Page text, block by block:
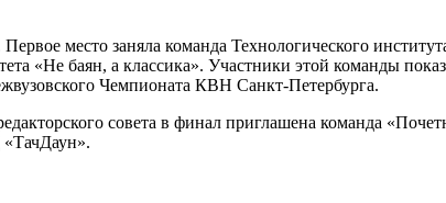
место заняла команда Технологического
«Не баян, а классика». Участники этой команды
Чемпионата КВН Санкт-Петербурга.
совета в финал приглашена команда